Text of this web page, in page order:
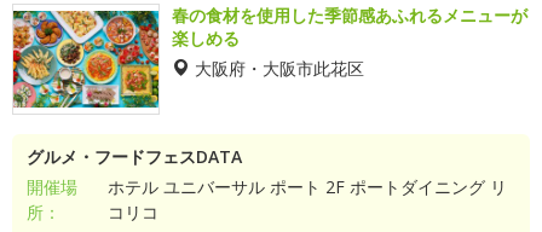
春の食材を使用した季節感あふれるメニューが
楽しめる
大阪府・大阪市此花区
グルメ・フードフェスDATA
開催場
所：
ホテル ユニバーサル ポート 2F ポートダイニング リ
コリコ